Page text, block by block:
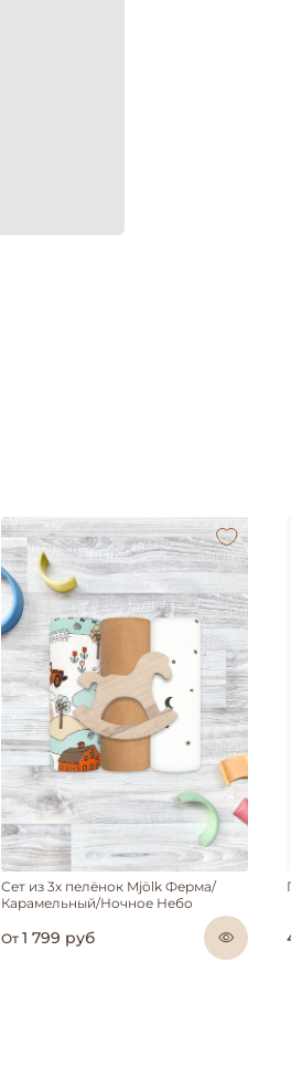
Сет из 3х пелёнок Mjölk Ферма/
Карамельный/Ночное Небо
От 1 799 руб